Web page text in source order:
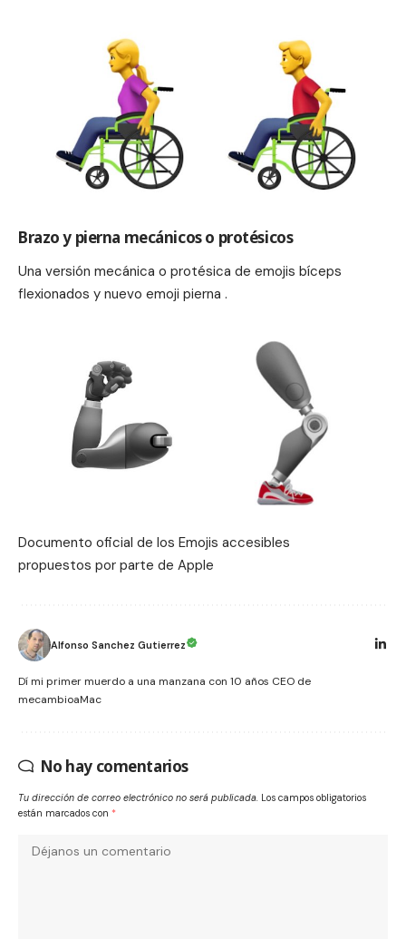
Brazo y pierna mecánicos o protésicos
Una versión mecánica o protésica de emojis bíceps
flexionados y nuevo emoji pierna .
Documento oficial de los Emojis accesibles
propuestos por parte de Apple
Alfonso Sanchez Gutierrez
Dí mi primer muerdo a una manzana con 10 años CEO de
mecambioaMac
No hay comentarios
Tu dirección de correo electrónico no será publicada. Los campos obligatorios
están marcados con *